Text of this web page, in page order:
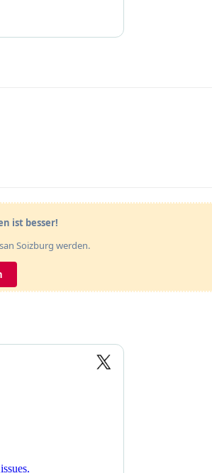
ist besser!
Soizburg werden.